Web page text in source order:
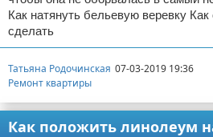
Как натянуть бельевую веревку Как
сделать
Татьяна Родочинская 07-03-2019 19:36
Ремонт квартиры
Как положить линолеум